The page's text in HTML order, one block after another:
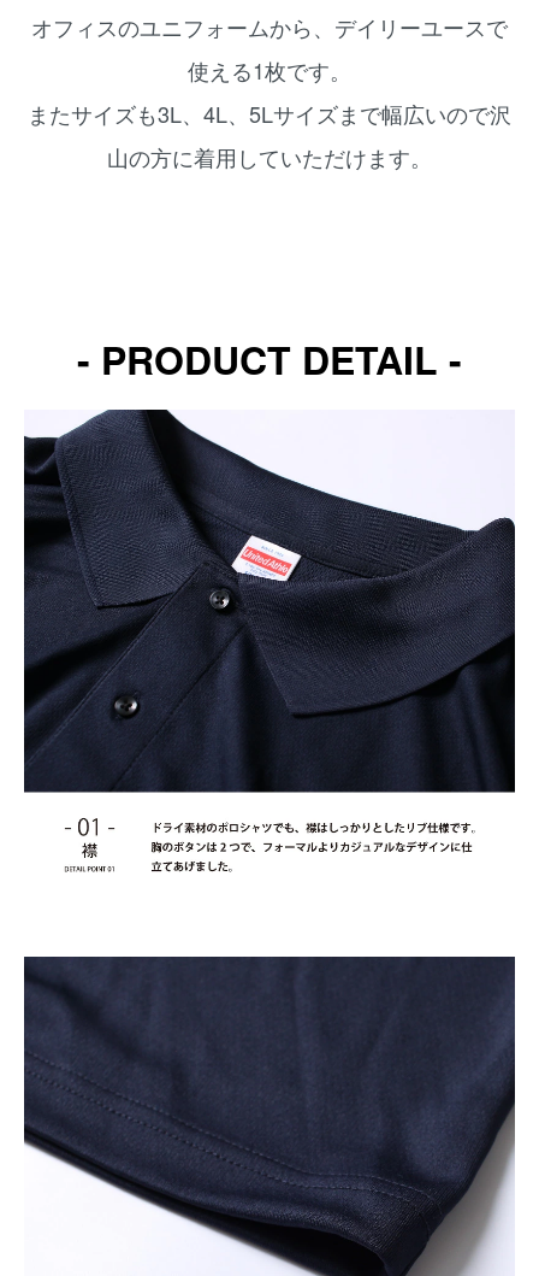
オフィスのユニフォームから、デイリーユースで
使える1枚です。
またサイズも3L、4L、5Lサイズまで幅広いので沢
山の方に着用していただけます。
- PRODUCT DETAIL -